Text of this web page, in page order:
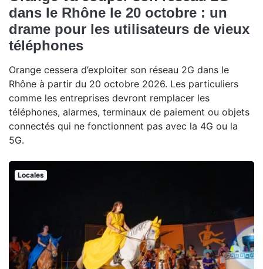
dans le Rhône le 20 octobre : un
drame pour les utilisateurs de vieux
téléphones
Orange cessera d’exploiter son réseau 2G dans le
Rhône à partir du 20 octobre 2026. Les particuliers
comme les entreprises devront remplacer les
téléphones, alarmes, terminaux de paiement ou objets
connectés qui ne fonctionnent pas avec la 4G ou la
5G.
Locales